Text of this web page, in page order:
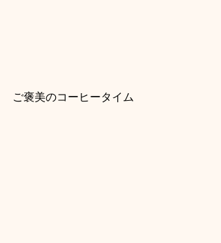
ご褒美のコーヒータイム